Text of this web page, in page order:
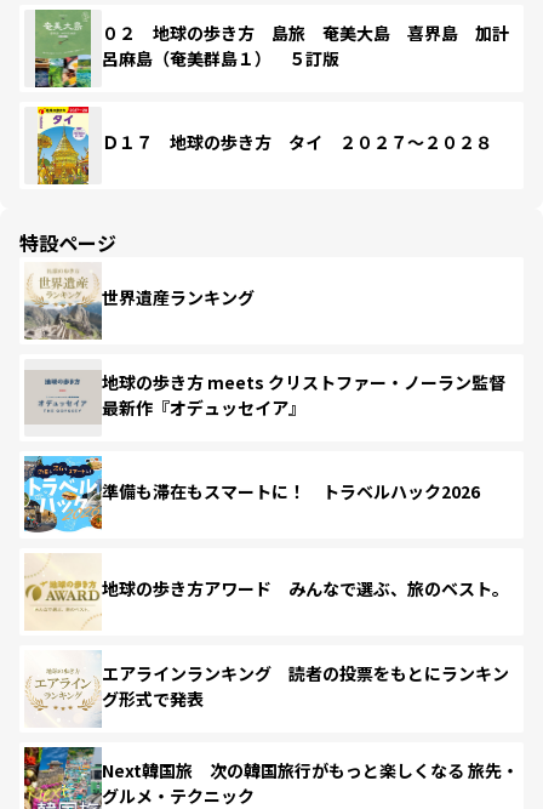
０２ 地球の歩き方 島旅 奄美大島 喜界島 加計
呂麻島（奄美群島１） ５訂版
Ｄ１７ 地球の歩き方 タイ ２０２７～２０２８
特設ページ
世界遺産ランキング
地球の歩き方 meets クリストファー・ノーラン監督
最新作『オデュッセイア』
準備も滞在もスマートに！ トラベルハック2026
地球の歩き方アワード みんなで選ぶ、旅のベスト。
エアラインランキング 読者の投票をもとにランキン
グ形式で発表
Next韓国旅 次の韓国旅行がもっと楽しくなる 旅先・
グルメ・テクニック